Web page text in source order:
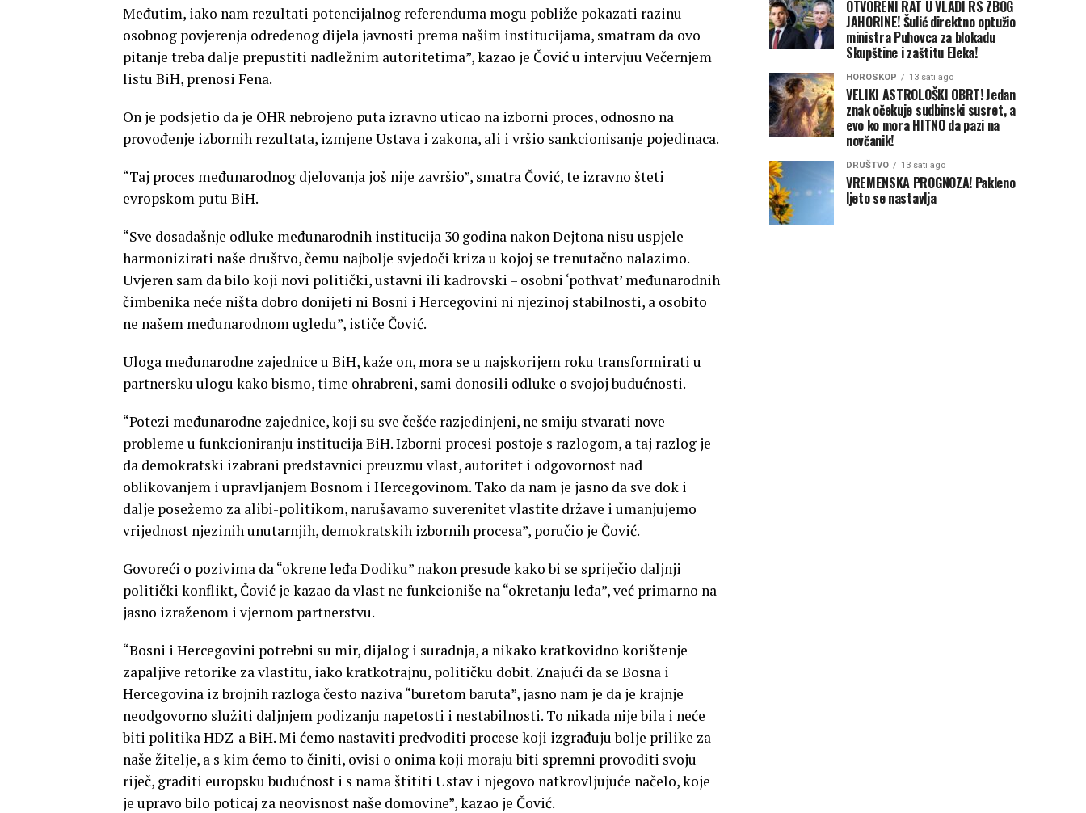
Međutim, iako nam rezultati potencijalnog referenduma mogu pobliže pokazati razinu
osobnog povjerenja određenog dijela javnosti prema našim institucijama, smatram da ovo
pitanje treba dalje prepustiti nadležnim autoritetima”, kazao je Čović u intervjuu Večernjem
listu BiH, prenosi Fena.
On je podsjetio da je OHR nebrojeno puta izravno uticao na izborni proces, odnosno na
provođenje izbornih rezultata, izmjene Ustava i zakona, ali i vršio sankcionisanje pojedinaca.
“Taj proces međunarodnog djelovanja još nije završio”, smatra Čović, te izravno šteti
evropskom putu BiH.
“Sve dosadašnje odluke međunarodnih institucija 30 godina nakon Dejtona nisu uspjele
harmonizirati naše društvo, čemu najbolje svjedoči kriza u kojoj se trenutačno nalazimo.
Uvjeren sam da bilo koji novi politički, ustavni ili kadrovski – osobni ‘pothvat’ međunarodnih
čimbenika neće ništa dobro donijeti ni Bosni i Hercegovini ni njezinoj stabilnosti, a osobito
ne našem međunarodnom ugledu”, ističe Čović.
Uloga međunarodne zajednice u BiH, kaže on, mora se u najskorijem roku transformirati u
partnersku ulogu kako bismo, time ohrabreni, sami donosili odluke o svojoj budućnosti.
“Potezi međunarodne zajednice, koji su sve češće razjedinjeni, ne smiju stvarati nove
probleme u funkcioniranju institucija BiH. Izborni procesi postoje s razlogom, a taj razlog je
da demokratski izabrani predstavnici preuzmu vlast, autoritet i odgovornost nad
oblikovanjem i upravljanjem Bosnom i Hercegovinom. Tako da nam je jasno da sve dok i
dalje posežemo za alibi-politikom, narušavamo suverenitet vlastite države i umanjujemo
vrijednost njezinih unutarnjih, demokratskih izbornih procesa”, poručio je Čović.
Govoreći o pozivima da “okrene leđa Dodiku” nakon presude kako bi se spriječio daljnji
politički konflikt, Čović je kazao da vlast ne funkcioniše na “okretanju leđa”, već primarno na
jasno izraženom i vjernom partnerstvu.
“Bosni i Hercegovini potrebni su mir, dijalog i suradnja, a nikako kratkovidno korištenje
zapaljive retorike za vlastitu, iako kratkotrajnu, političku dobit. Znajući da se Bosna i
Hercegovina iz brojnih razloga često naziva “buretom baruta”, jasno nam je da je krajnje
neodgovorno služiti daljnjem podizanju napetosti i nestabilnosti. To nikada nije bila i neće
biti politika HDZ-a BiH. Mi ćemo nastaviti predvoditi procese koji izgrađuju bolje prilike za
naše žitelje, a s kim ćemo to činiti, ovisi o onima koji moraju biti spremni provoditi svoju
riječ, graditi europsku budućnost i s nama štititi Ustav i njegovo natkrovljujuće načelo, koje
je upravo bilo poticaj za neovisnost naše domovine”, kazao je Čović.
OTVORENI RAT U VLADI RS ZBOG
JAHORINE! Šulić direktno optužio
ministra Puhovca za blokadu
Skupštine i zaštitu Eleka!
HOROSKOP 13 sati ago
VELIKI ASTROLOŠKI OBRT! Jedan
znak očekuje sudbinski susret, a
evo ko mora HITNO da pazi na
novčanik!
DRUŠTVO 13 sati ago
VREMENSKA PROGNOZA! Pakleno
ljeto se nastavlja